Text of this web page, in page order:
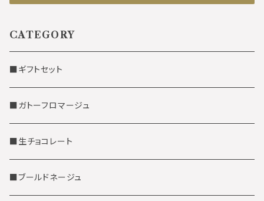
CATEGORY
■ギフトセット
■ガトーフロマージュ
■生チョコレート
■ブールドネージュ